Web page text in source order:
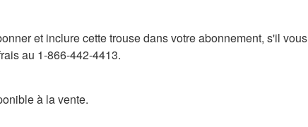
et inclure cette trouse dans votre abonnement, s'il vous
au 1-866-442-4413.
à la vente.